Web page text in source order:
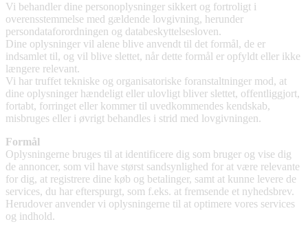
Vi behandler dine personoplysninger sikkert og fortroligt i
overensstemmelse med gældende lovgivning, herunder
persondataforordningen og databeskyttelsesloven.
Dine oplysninger vil alene blive anvendt til det formål, de er
indsamlet til, og vil blive slettet, når dette formål er opfyldt eller ikke
længere relevant.
Vi har truffet tekniske og organisatoriske foranstaltninger mod, at
dine oplysninger hændeligt eller ulovligt bliver slettet, offentliggjort,
fortabt, forringet eller kommer til uvedkommendes kendskab,
misbruges eller i øvrigt behandles i strid med lovgivningen.
Formål
Oplysningerne bruges til at identificere dig som bruger og vise dig
de annoncer, som vil have størst sandsynlighed for at være relevante
for dig, at registrere dine køb og betalinger, samt at kunne levere de
services, du har efterspurgt, som f.eks. at fremsende et nyhedsbrev.
Herudover anvender vi oplysningerne til at optimere vores services
og indhold.